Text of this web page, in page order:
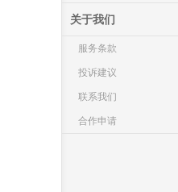
关于我们
服务条款
投诉建议
联系我们
合作申请